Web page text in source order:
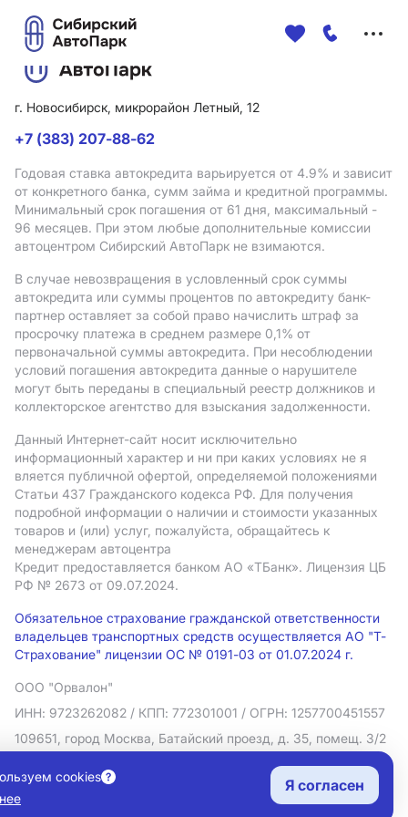
г. Новосибирск, микрорайон Летный, 12
+7 (383) 207-88-62
Годовая ставка автокредита варьируется от 4.9% и зависит
от конкретного банка, сумм займа и кредитной программы.
Минимальный срок погашения от 61 дня, максимальный -
96 месяцев. При этом любые дополнительные комиссии
автоцентром Сибирский АвтоПарк не взимаются.
В случае невозвращения в условленный срок суммы
автокредита или суммы процентов по автокредиту банк-
партнер оставляет за собой право начислить штраф за
просрочку платежа в среднем размере 0,1% от
первоначальной суммы автокредита. При несоблюдении
условий погашения автокредита данные о нарушителе
могут быть переданы в специальный реестр должников и
коллекторское агентство для взыскания задолженности.
Данный Интернет-сайт носит исключительно
информационный характер и ни при каких условиях не я
вляется публичной офертой, определяемой положениями
Статьи 437 Гражданского кодекса РФ. Для получения
подробной информации о наличии и стоимости указанных
товаров и (или) услуг, пожалуйста, обращайтесь к
менеджерам автоцентра
Кредит предоставляется банком АO «ТБанк». Лицензия ЦБ
РФ № 2673 от 09.07.2024.
Обязательное страхование гражданской ответственности
владельцев транспортных средств осуществляется АО "Т-
Страхование" лицензии ОС № 0191-03 от 01.07.2024 г.
ООО "Орвалон"
ИНН: 9723262082 / КПП: 772301001 / ОГРН: 1257700451557
109651, город Москва, Батайский проезд, д. 35, помещ. 3/2
Политика в отношении обработки персональных данных
Согласие на рекламную рассылку
Правовая информация
cookies
Я согласен